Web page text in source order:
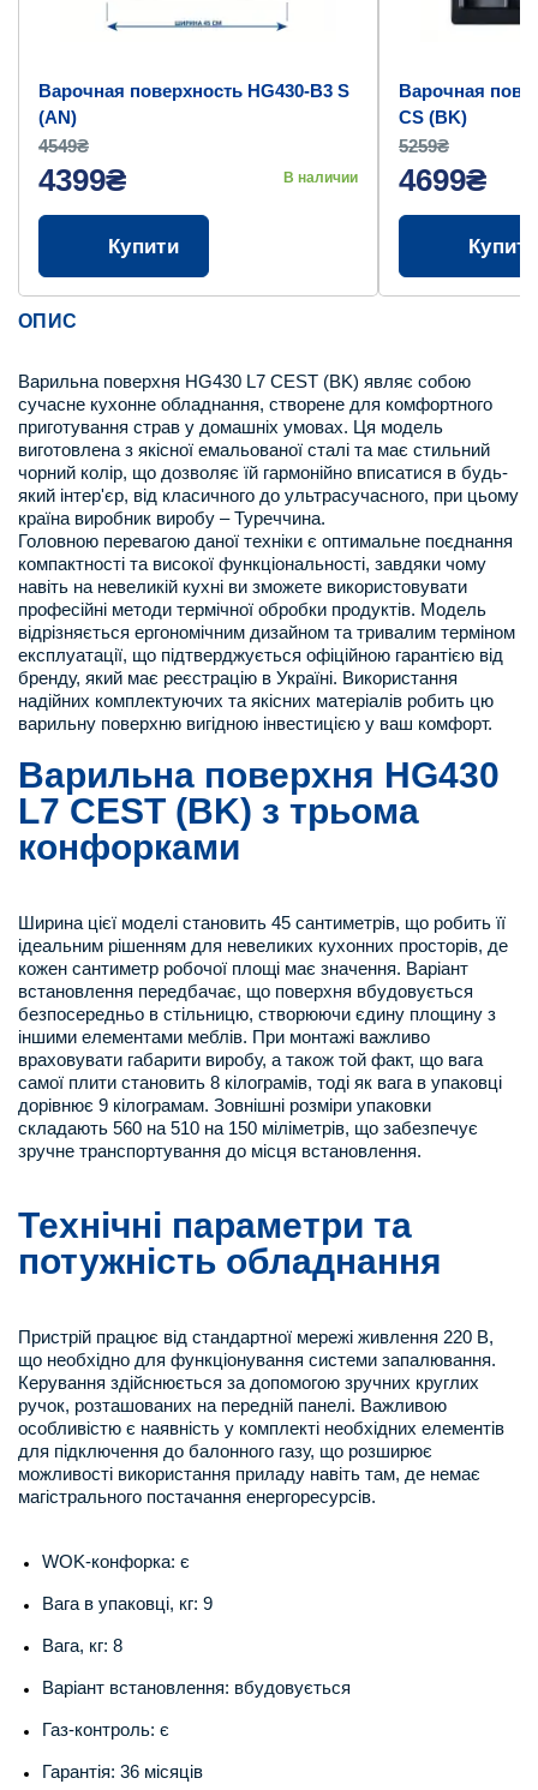
Варочная поверхность HG430-B3 S
(AN)
4549₴
4399₴ В наличии
Купити
Варочная
CS (BK)
5259₴
4699₴
Купити
ОПИС
Варильна поверхня HG430 L7 CEST (BK) являє собою
сучасне кухонне обладнання, створене для комфортного
приготування страв у домашніх умовах. Ця модель
виготовлена з якісної емальованої сталі та має стильний
чорний колір, що дозволяє їй гармонійно вписатися в будь-
який інтер'єр, від класичного до ультрасучасного, при цьому
країна виробник виробу – Туреччина.
Головною перевагою даної техніки є оптимальне поєднання
компактності та високої функціональності, завдяки чому
навіть на невеликій кухні ви зможете використовувати
професійні методи термічної обробки продуктів. Модель
відрізняється ергономічним дизайном та тривалим терміном
експлуатації, що підтверджується офіційною гарантією від
бренду, який має реєстрацію в Україні. Використання
надійних комплектуючих та якісних матеріалів робить цю
варильну поверхню вигідною інвестицією у ваш комфорт.
Варильна поверхня HG430
L7 CEST (BK) з трьома
конфорками
Ширина цієї моделі становить 45 сантиметрів, що робить її
ідеальним рішенням для невеликих кухонних просторів, де
кожен сантиметр робочої площі має значення. Варіант
встановлення передбачає, що поверхня вбудовується
безпосередньо в стільницю, створюючи єдину площину з
іншими елементами меблів. При монтажі важливо
враховувати габарити виробу, а також той факт, що вага
самої плити становить 8 кілограмів, тоді як вага в упаковці
дорівнює 9 кілограмам. Зовнішні розміри упаковки
складають 560 на 510 на 150 міліметрів, що забезпечує
зручне транспортування до місця встановлення.
Технічні параметри та
потужність обладнання
Пристрій працює від стандартної мережі живлення 220 В,
що необхідно для функціонування системи запалювання.
Керування здійснюється за допомогою зручних круглих
ручок, розташованих на передній панелі. Важливою
особливістю є наявність у комплекті необхідних елементів
для підключення до балонного газу, що розширює
можливості використання приладу навіть там, де немає
магістрального постачання енергоресурсів.
WOK-конфорка: є
Вага в упаковці, кг: 9
Вага, кг: 8
Варіант встановлення: вбудовується
Газ-контроль: є
Гарантія: 36 місяців